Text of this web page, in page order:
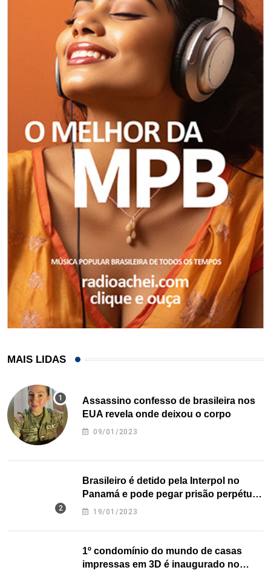
MAIS LIDAS
Assassino confesso de brasileira nos
EUA revela onde deixou o corpo
09/01/2023
Brasileiro é detido pela Interpol no
Panamá e pode pegar prisão perpétua
nos EUA
19/01/2023
1º condomínio do mundo de casas
impressas em 3D é inaugurado no